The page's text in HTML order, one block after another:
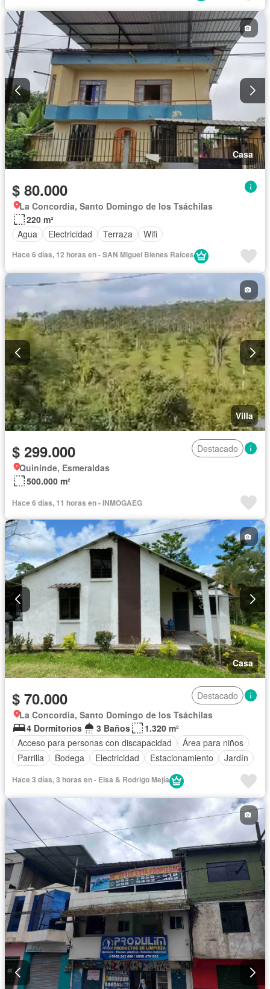
Casa
$ 80.000
La Concordia, Santo Domingo de los Tsáchilas
220 m²
Agua
Electricidad Terraza Wifi
Hace 6 días, 12 horas en - SAN Miguel Bienes Raíces
Villa
$ 299.000
Destacado
Quininde, Esmeraldas
500.000 m²
Hace 6 días, 11 horas en - INMOGAEG
Casa
$ 70.000
Destacado
La Concordia, Santo Domingo de los Tsáchilas
4 Dormitorios
3 Baños
1.320 m²
Acceso para personas con discapacidad
Área para niños
Parrilla
Bodega Electricidad Estacionamiento
Jardín
Hace 3 días, 3 horas en - Elsa & Rodrigo Mejía